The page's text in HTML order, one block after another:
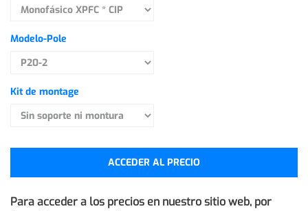
Modelo-Pole
Kit de montage
ACCEDER AL PRECIO
Para acceder a los precios en nuestro sitio web, por